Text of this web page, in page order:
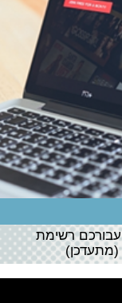
רשימת
(מתעדכן)